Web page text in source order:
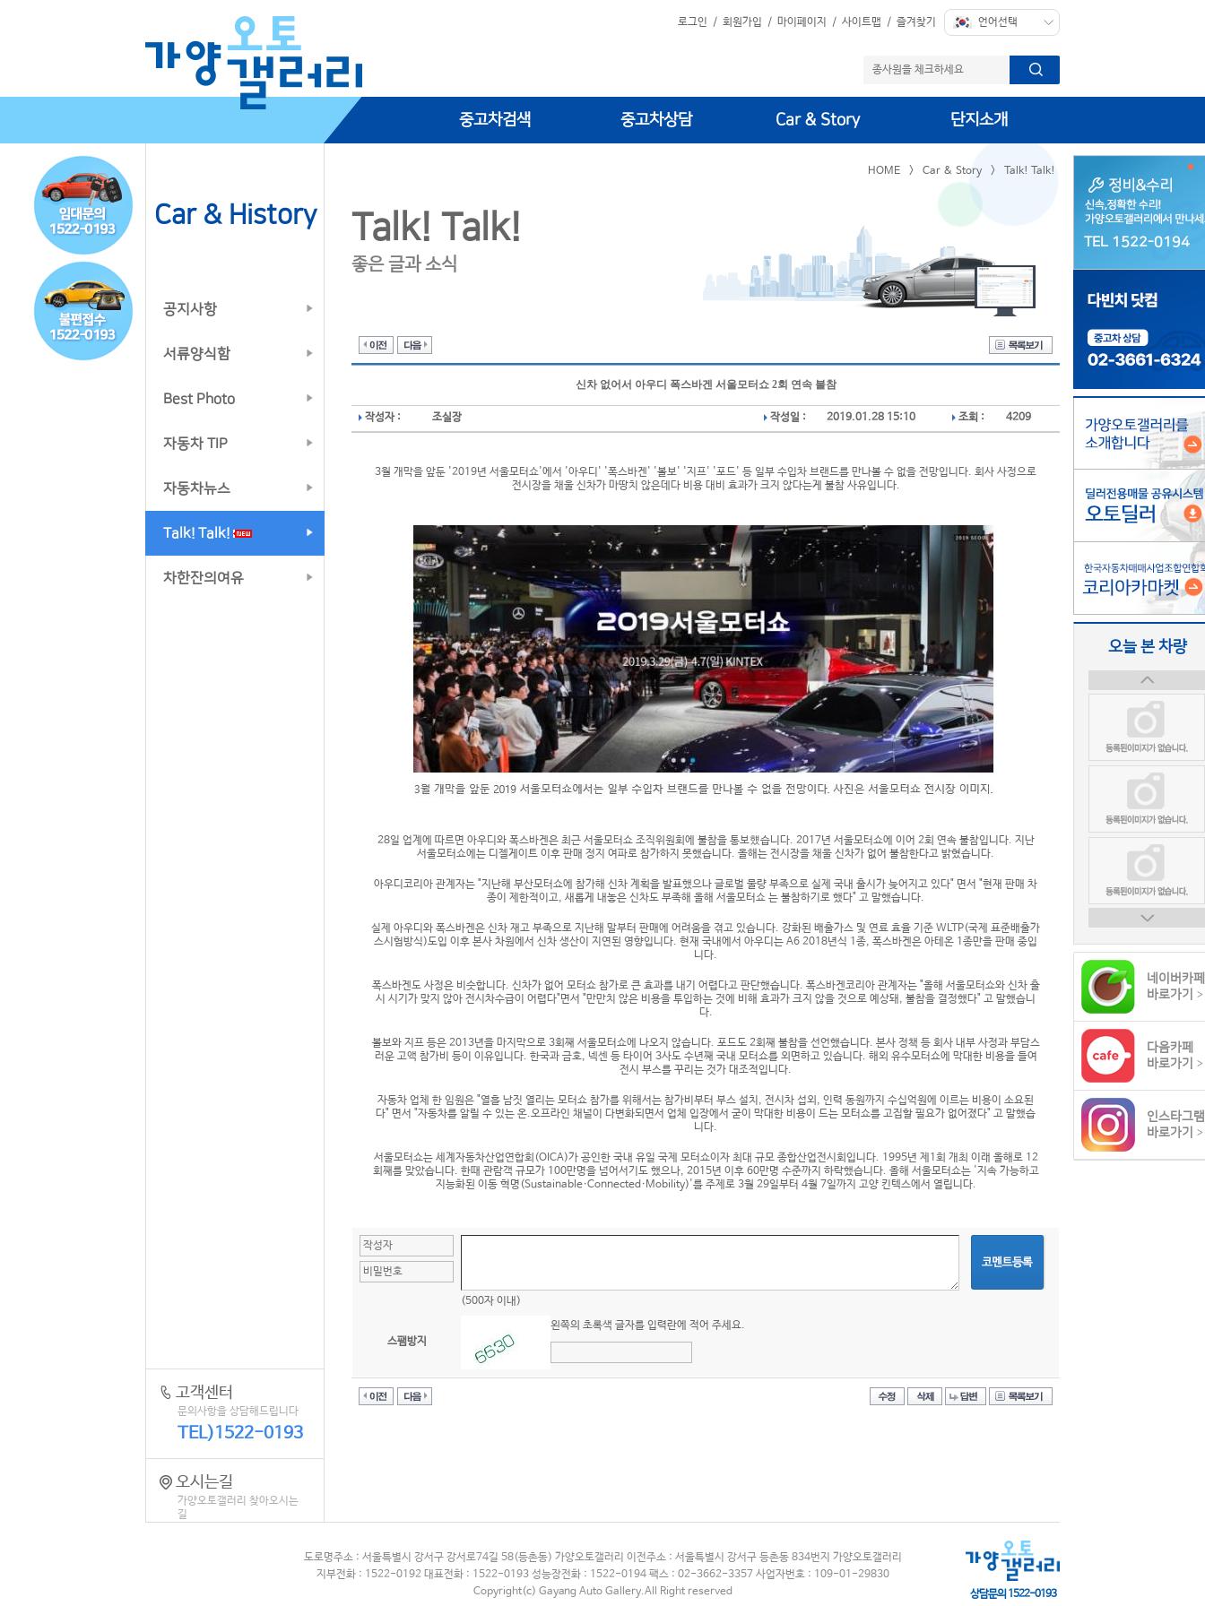
로그인 / 회원가입 / 마이페이지 / 사이트맵 / 즐겨찾기
중고차검색 중고차상담 Car & Story 단지소개
Car & History
공지사항
서류양식함
Best Photo
자동차 TIP
자동차뉴스
Talk! Talk!
차한잔의여유
HOME > Car & Story > Talk! Talk!
Talk! Talk!
좋은 글과 소식
신차 없어서 아우디 폭스바겐 서울모터쇼 2회 연속 불참
작성자 : 조실장 작성일 : 2019.01.28 15:10 조회 : 4209
3월 개막을 앞둔 '2019년 서울모터쇼'에서 '아우디' '폭스바겐' '볼보' '지프' '포드' 등 일부 수입차 브랜드를 만나볼 수 없을 전망입니다. 회사 사정으로
전시장을 채울 신차가 마땅치 않은데다 비용 대비 효과가 크지 않다는게 불참 사유입니다.
28일 업계에 따르면 아우디와 폭스바겐은 최근 서울모터쇼 조직위원회에 불참을 통보헀습니다. 2017년 서울모터쇼에 이어 2회 연속 불참입니다. 지난
서울모터쇼에는 디젤게이트 이후 판매 정지 여파로 참가하지 못했습니다. 올해는 전시장을 채울 신차가 없어 불참한다고 밝혔습니다.
아우디코리아 관계자는 "지난해 부산모터쇼에 참가해 신차 계획을 발표했으나 글로벌 물량 부족으로 실제 국내 출시가 늦어지고 있다" 면서 "현재 판매 차
종이 제한적이고, 새롭게 내놓은 신차도 부족해 올해 서울모터쇼 는 불참하기로 했다" 고 말했습니다.
실제 아우디와 폭스바겐은 신차 재고 부족으로 지난해 말부터 판매에 어려움을 겪고 있습니다. 강화된 배출가스 및 연료 효율 기준 WLTP(국제 표준배출가
스시험방식)도입 이후 본사 차원에서 신차 생산이 지연된 영향입니다. 현재 국내에서 아우디는 A6 2018년식 1종, 폭스바겐은 아테온 1종만을 판매 중입
니다.
폭스바겐도 사정은 비슷합니다. 신차가 없어 모터쇼 참가로 큰 효과를 내기 어렵다고 판단했습니다. 폭스바겐코리아 관계자는 "올해 서울모터쇼와 신차 출
시 시기가 맞지 않아 전시차수급이 어렵다"면서 "만만치 않은 비용을 투입하는 것에 비해 효과가 크지 않을 것으로 예상돼, 불참을 결정했다" 고 말했습니
다.
볼보와 지프 등은 2013년을 마지막으로 3회째 서울모터쇼에 나오지 않습니다. 포드도 2회째 불참을 선언했습니다. 본사 정책 등 회사 내부 사정과 부담스
러운 고액 참가비 등이 이유입니다. 한국과 금호, 넥센 등 타이어 3사도 수년째 국내 모터쇼를 외면하고 있습니다. 해외 유수모터쇼에 막대한 비용을 들여
전시 부스를 꾸리는 것가 대조적입니다.
자동차 업체 한 임원은 "열흘 남짓 열리는 모터쇼 참가를 위해서는 참가비부터 부스 설치, 전시차 섭외, 인력 동원까지 수십억원에 이르는 비용이 소요된
다" 면서 "자동차를 알릴 수 있는 온.오프라인 채널이 다변화되면서 업체 입장에서 굳이 막대한 비용이 드는 모터쇼를 고집할 필요가 없어졌다" 고 말했습
니다.
서울모터쇼는 세계자동차산업연합회(OICA)가 공인한 국내 유일 국제 모터쇼이자 최대 규모 종합산업전시회입니다. 1995년 제1회 개최 이래 올해로 12
회째를 맞았습니다. 한때 관람객 규모가 100만명을 넘어서기도 했으나, 2015년 이후 60만명 수준까지 하락했습니다. 올해 서울모터쇼는 '지속 가능하고
지능화된 이동 혁명(Sustainable·Connected·Mobility)'를 주제로 3월 29일부터 4월 7일까지 고양 킨텍스에서 열립니다.
(500자 이내)
스팸방지
왼쪽의 초록색 글자를 입력란에 적어 주세요.
TEL 1522-0194
오늘 본 차량
네이버카페
바로가기 >
다음카페
바로가기 >
인스타그램
바로가기 >
상담문의 1522-0193
도로명주소 : 서울특별시 강서구 강서로74길 58(등촌동) 가양오토갤러리 이전주소 : 서울특별시 강서구 등촌동 834번지 가양오토갤러리
지부전화 : 1522-0192 대표전화 : 1522-0193 성능장전화 : 1522-0194 팩스 : 02-3662-3357 사업자번호 : 109-01-29830
Copyright(c) Gayang Auto Gallery.All Right reserved
고객센터
문의사항을 상담해드립니다
TEL)1522-0193
오시는길
가양오토갤러리 찾아오시는
길